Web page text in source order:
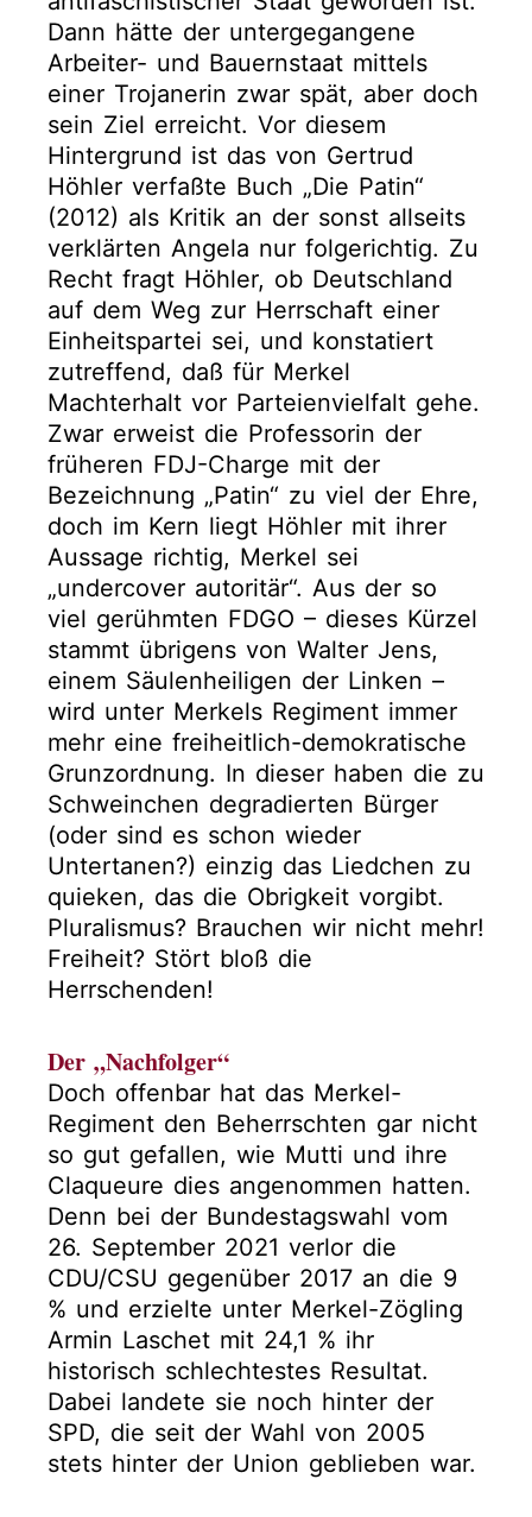
Dann hätte der untergegangene
Arbeiter- und Bauernstaat mittels
einer Trojanerin zwar spät, aber doch
sein Ziel erreicht. Vor diesem
Hintergrund ist das von Gertrud
Höhler verfaßte Buch „Die Patin“
(2012) als Kritik an der sonst allseits
verklärten Angela nur folgerichtig. Zu
Recht fragt Höhler, ob Deutschland
auf dem Weg zur Herrschaft einer
Einheitspartei sei, und konstatiert
zutreffend, daß für Merkel
Machterhalt vor Parteienvielfalt gehe.
Zwar erweist die Professorin der
früheren FDJ-Charge mit der
Bezeichnung „Patin“ zu viel der Ehre,
doch im Kern liegt Höhler mit ihrer
Aussage richtig, Merkel sei
„undercover autoritär“. Aus der so
viel gerühmten FDGO – dieses Kürzel
stammt übrigens von Walter Jens,
einem Säulenheiligen der Linken –
wird unter Merkels Regiment immer
mehr eine freiheitlich-demokratische
Grunzordnung. In dieser haben die zu
Schweinchen degradierten Bürger
(oder sind es schon wieder
Untertanen?) einzig das Liedchen zu
quieken, das die Obrigkeit vorgibt.
Pluralismus? Brauchen wir nicht mehr!
Freiheit? Stört bloß die
Herrschenden!
Der „Nachfolger“
Doch offenbar hat das Merkel-
Regiment den Beherrschten gar nicht
so gut gefallen, wie Mutti und ihre
Claqueure dies angenommen hatten.
Denn bei der Bundestagswahl vom
26. September 2021 verlor die
CDU/CSU gegenüber 2017 an die 9
% und erzielte unter Merkel-Zögling
Armin Laschet mit 24,1 % ihr
historisch schlechtestes Resultat.
Dabei landete sie noch hinter der
SPD, die seit der Wahl von 2005
stets hinter der Union geblieben war.